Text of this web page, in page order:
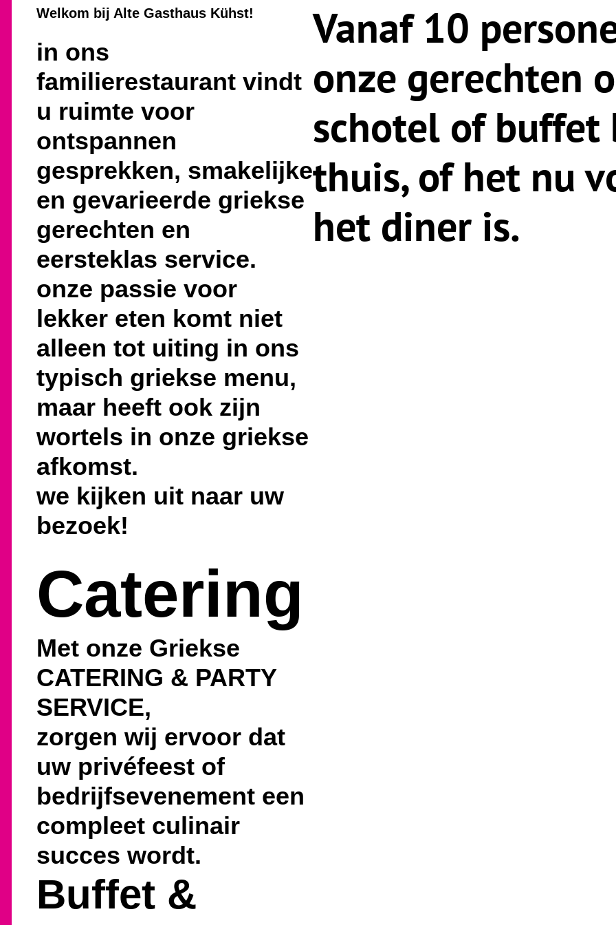
Welkom bij Alte Gasthaus Kühst!
in ons
familierestaurant vindt
u ruimte voor
ontspannen
gesprekken, smakelijke
en gevarieerde griekse
gerechten en
eersteklas service.
onze passie voor
lekker eten komt niet
alleen tot uiting in ons
typisch griekse menu,
maar heeft ook zijn
wortels in onze griekse
afkomst.
we kijken uit naar uw
bezoek!
Catering
Met onze Griekse
CATERING & PARTY
SERVICE,
zorgen wij ervoor dat
uw privéfeest of
bedrijfsevenement een
compleet culinair
succes wordt.
Buffet &
Vanaf 10
onze gerechten
schotel of
thuis, of het nu
het diner is.